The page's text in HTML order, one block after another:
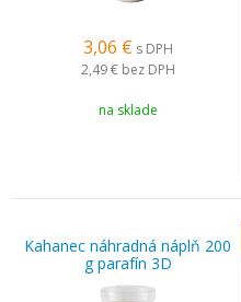
3,06 € s DPH
2,49 € bez DPH
na sklade
Kahanec náhradná náplň 200
g parafín 3D